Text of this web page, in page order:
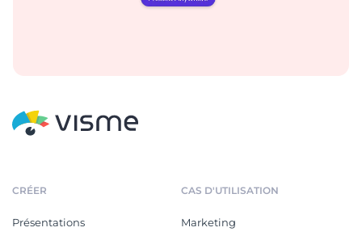
CRÉER
Présentations
CAS D'UTILISATION
Marketing